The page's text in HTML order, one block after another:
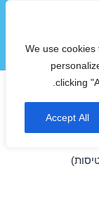
We use
clicking
Accept All
תפריטים
ווידג'טים
סוף –